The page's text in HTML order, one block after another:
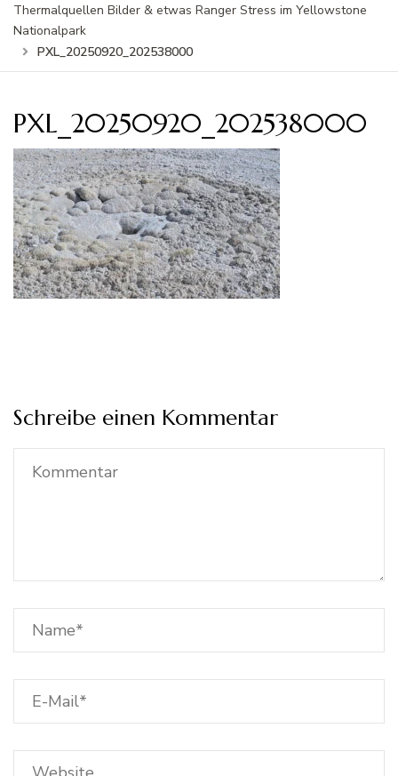
Thermalquellen Bilder & etwas Ranger Stress im Yellowstone
Nationalpark
PXL_20250920_202538000
PXL_20250920_202538000
Schreibe einen Kommentar